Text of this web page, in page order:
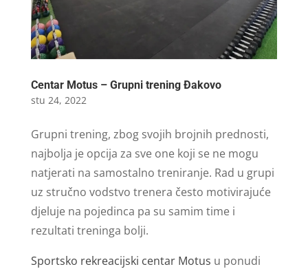
Centar Motus – Grupni trening Đakovo
stu 24, 2022
Grupni trening, zbog svojih brojnih prednosti,
najbolja je opcija za sve one koji se ne mogu
natjerati na samostalno treniranje. Rad u grupi
uz stručno vodstvo trenera često motivirajuće
djeluje na pojedinca pa su samim time i
rezultati treninga bolji.
Sportsko rekreacijski centar Motus u ponudi